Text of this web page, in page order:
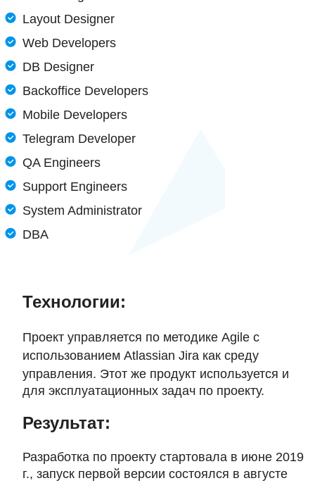
Layout Designer
Web Developers
DB Designer
Backoffice Developers
Mobile Developers
Telegram Developer
QA Engineers
Support Engineers
System Administrator
DBA
Технологии:
Проект управляется по методике Agile с
использованием Atlassian Jira как среду
управления. Этот же продукт используется и
для эксплуатационных задач по проекту.
Результат:
Разработка по проекту стартовала в июне 2019
г., запуск первой версии состоялся в августе